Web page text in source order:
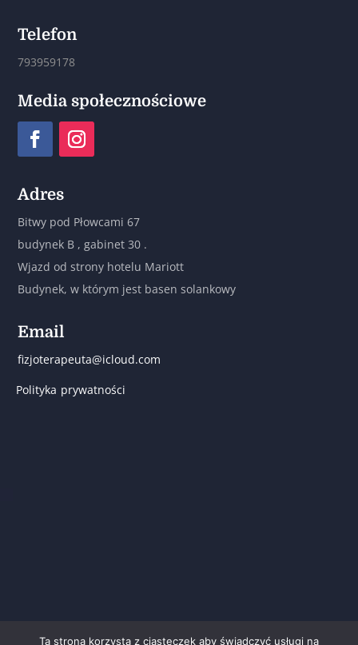
Telefon
793959178
Media społecznościowe
Adres
Bitwy pod Płowcami 67
budynek B , gabinet 30 .
Wjazd od strony hotelu Mariott
Budynek, w którym jest basen solankowy
Email
fizjoterapeuta@icloud.com
Polityka prywatności
Ta strona korzysta z ciasteczek aby świadczyć usługi na